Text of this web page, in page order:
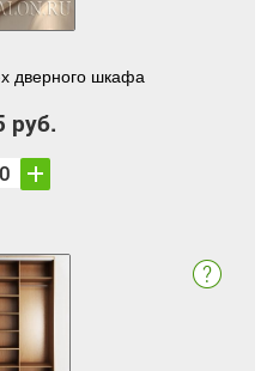
дверного шкафа
руб.